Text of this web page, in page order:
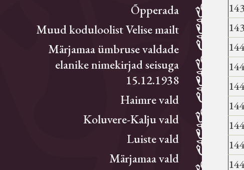
Õpperada
Muud koduloolist Velise mailt
Märjamaa ümbruse valdade
elanike nimekirjad seisuga
15.12.1938
Haimre vald
Koluvere-Kalju vald
Luiste vald
Märjamaa vald